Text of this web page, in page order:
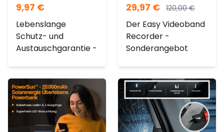
9,97 €
Lebenslange
Schutz- und
Austauschgarantie -
29,97 € 120,00€
Der Easy Videoband
Recorder -
Sonderangebot